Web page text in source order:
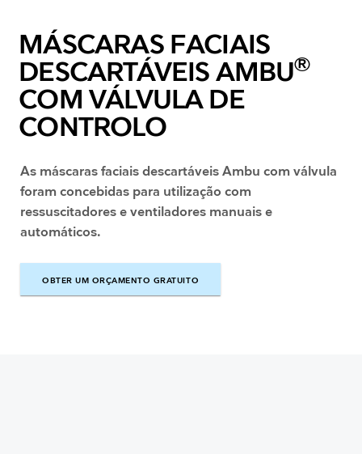
MÁSCARAS FACIAIS
DESCARTÁVEIS AMBU®
COM VÁLVULA DE
CONTROLO
As máscaras faciais descartáveis Ambu com válvula
foram concebidas para utilização com
ressuscitadores e ventiladores manuais e
automáticos.
OBTER UM ORÇAMENTO GRATUITO